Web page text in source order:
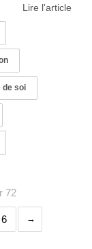
Lire l'article
de soi
72
6